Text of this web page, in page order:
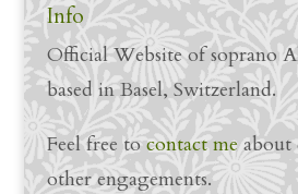
Info
Official Website of soprano
based in Basel, Switzerland.
Feel free to contact meabout
other engagements.